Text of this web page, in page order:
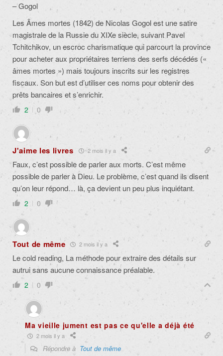
– Gogol
Les Âmes mortes (1842) de Nicolas Gogol est une satire
magistrale de la Russie du XIXe siècle, suivant Pavel
Tchitchikov, un escroc charismatique qui parcourt la province
pour acheter aux propriétaires terriens des serfs décédés («
âmes mortes ») mais toujours inscrits sur les registres
fiscaux. Son but est d’utiliser ces noms pour obtenir des
prêts bancaires et s’enrichir.
2 0
J'aime les livres 2 mois il y a
Faux, c’est possible de parler aux morts. C’est même
possible de parler à Dieu. Le problème, c’est quand ils disent
qu’on leur répond… là, ça devient un peu plus inquiétant.
2 0
Tout de même 2 mois il y a
Le cold reading, La méthode pour extraire des détails sur
autrui sans aucune connaissance préalable.
2 0
Ma vieille jument est pas ce qu'elle a déjà été
2 mois il y a
Répondre à Tout de même